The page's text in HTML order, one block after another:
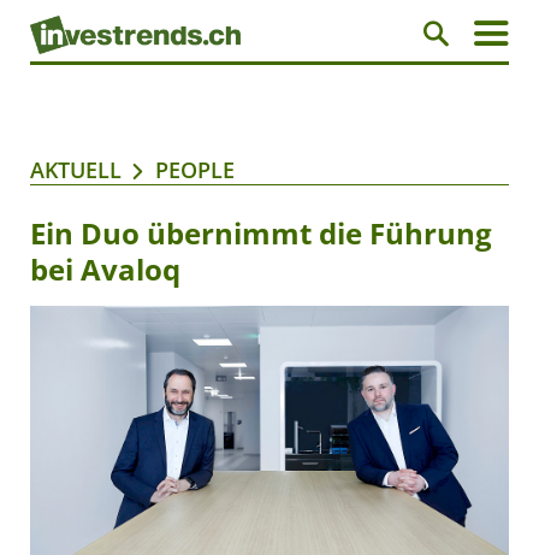
AKTUELL PEOPLE
Ein Duo übernimmt die Führung
bei Avaloq